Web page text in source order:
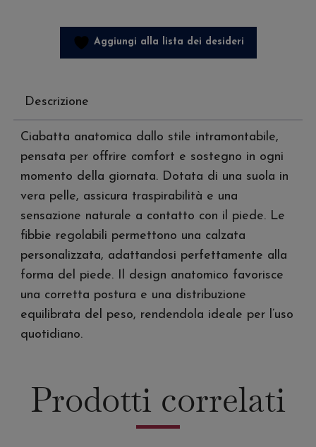
quantità Aggiungi alla lista dei desideri
Descrizione
Ciabatta anatomica dallo stile intramontabile,
pensata per offrire comfort e sostegno in ogni
momento della giornata. Dotata di una suola in
vera pelle, assicura traspirabilità e una
sensazione naturale a contatto con il piede. Le
fibbie regolabili permettono una calzata
personalizzata, adattandosi perfettamente alla
forma del piede. Il design anatomico favorisce
una corretta postura e una distribuzione
equilibrata del peso, rendendola ideale per l’uso
quotidiano.
Prodotti correlati